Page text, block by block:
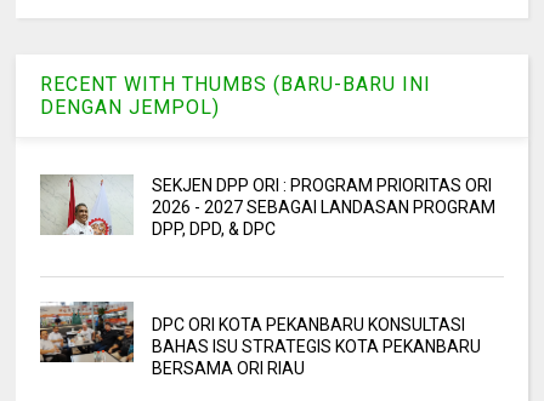
RECENT WITH THUMBS (BARU-BARU INI
DENGAN JEMPOL)
SEKJEN DPP ORI : PROGRAM PRIORITAS ORI
2026 - 2027 SEBAGAI LANDASAN PROGRAM
DPP, DPD, & DPC
DPC ORI KOTA PEKANBARU KONSULTASI
BAHAS ISU STRATEGIS KOTA PEKANBARU
BERSAMA ORI RIAU